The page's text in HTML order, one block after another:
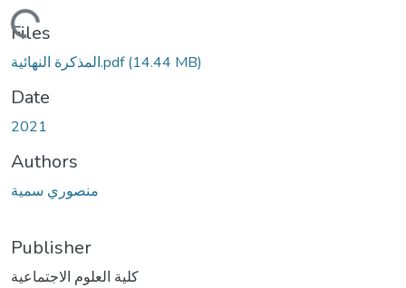
Files
المذكرة النهائية.pdf(14.44 MB)
Date
2021
Authors
منصوري سمية
Publisher
كلية العلوم الاجتماعية